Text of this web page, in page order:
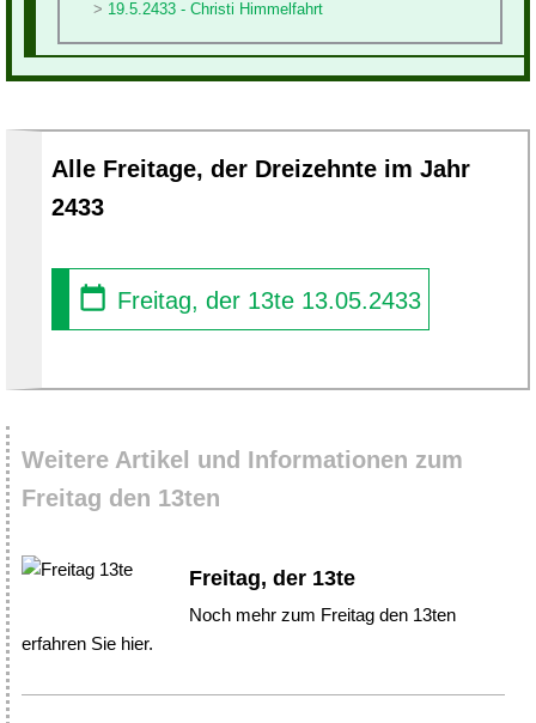
19.5.2433 - Christi Himmelfahrt
Alle Freitage, der Dreizehnte im Jahr
2433
Freitag, der 13te 13.05.2433
Weitere Artikel und Informationen zum
Freitag den 13ten
Freitag, der 13te
Noch mehr zum Freitag den 13ten
erfahren Sie hier.